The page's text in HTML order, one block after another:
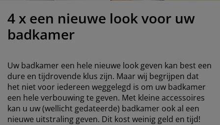
strijken
4 x een nieuwe look voor uw
badkamer
Uw badkamer een hele nieuwe look geven kan best een
dure en tijdrovende klus zijn. Maar wij begrijpen dat
het niet voor iedereen weggelegd is om uw badkamer
een hele verbouwing te geven. Met kleine accessoires
kan u uw (wellicht gedateerde) badkamer ook al een
nieuwe uitstraling geven. Dit kost weinig geld en tijd!